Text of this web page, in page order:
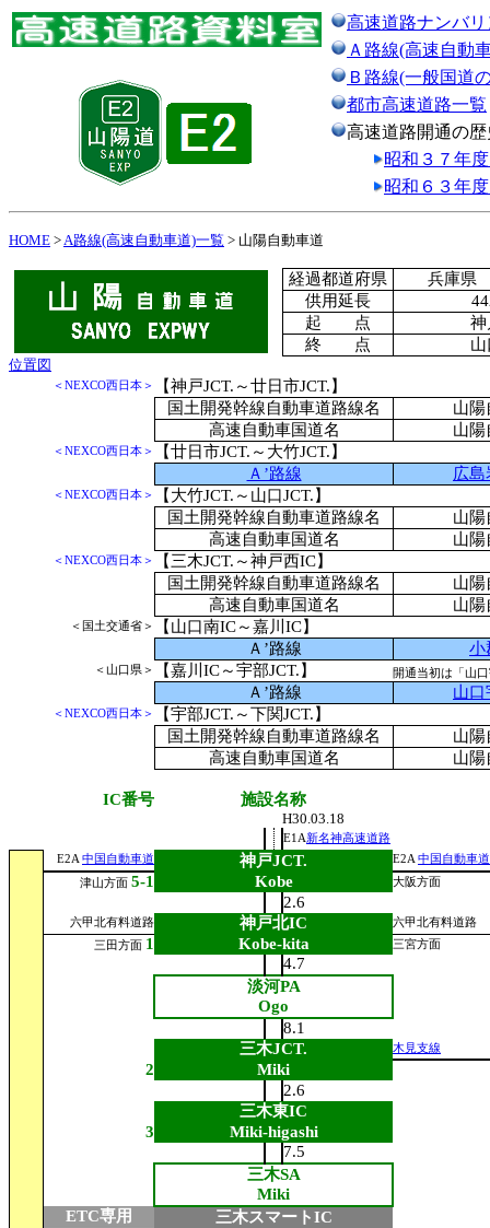
高速道路ナンバ
Ａ路線(高速自動
Ｂ路線(一般国道
都市高速道路一覧
高速道路開通の歴
昭和３７年
昭和６３年
HOME >A路線(高速自動車道)一覧 > 山陽自動車道
経過都道府県
兵庫県
供用延長
起 点
神
終 点
山
位置図
＜NEXCO西日本＞
【神戸JCT.～廿日市JCT.】
国土開発幹線自動車道路線名
山陽
高速自動車国道名
山陽
＜NEXCO西日本＞
【廿日市JCT.～大竹JCT.】
Ａ’路線
広島
＜NEXCO西日本＞
【大竹JCT.～山口JCT.】
国土開発幹線自動車道路線名
山陽
高速自動車国道名
山陽
＜NEXCO西日本＞
【三木JCT.～神戸西IC】
国土開発幹線自動車道路線名
山陽
高速自動車国道名
山陽
＜国土交通省＞
【山口南IC～嘉川IC】
Ａ’路線
小
＜山口県＞ 【嘉川IC～宇部JCT.】 開通当初は「山
Ａ’路線 山口
＜NEXCO西日本＞
【宇部JCT.～下関JCT.】
国土開発幹線自動車道路線名
山陽
高速自動車国道名
山陽
IC番号 施設名称
H30.03.18
E1A新名神高速道路
E2A 中国自動車道 神戸JCT. E2A 中国自動車道
津山方面 5-1 Kobe 大阪方面
2.6
六甲北有料道路 神戸北IC
六甲北有料道路
三田方面 1 Kobe-kita 三宮方面
4.7
淡河PA
Ogo
8.1
三木JCT.
木見支線
2
Miki
2.6
三木東IC
3
Miki-higashi
7.5
三木SA
Miki
ETC専用
三木スマートIC